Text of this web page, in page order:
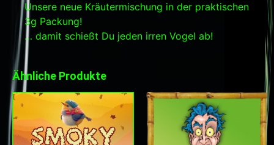
Unsere neue Kräutermischung in der praktischen
3g Packung!
… damit schießt Du jeden irren Vogel ab!
Ähnliche Produkte